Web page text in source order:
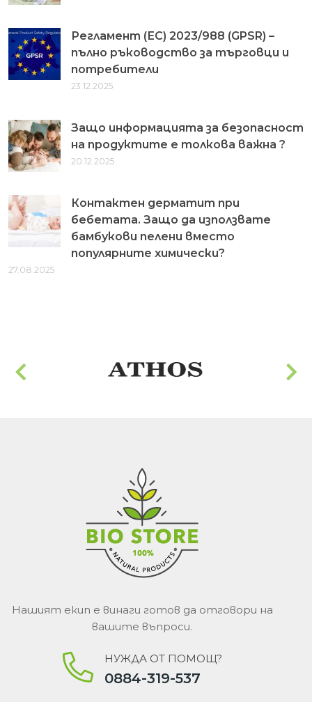
Регламент (ЕС) 2023/988 (GPSR) –
пълно ръководство за търговци и
потребители
23.12.2025
Защо информацията за безопасност
на продуктите е толкова важна ?
20.12.2025
Контактен дерматит при
бебетата. Защо да използвате
бамбукови пелени вместо
популярните химически?
27.08.2025
Нашият екип е винаги готов да отговори на
вашите въпроси.
НУЖДА ОТ ПОМОЩ?
0884-319-537